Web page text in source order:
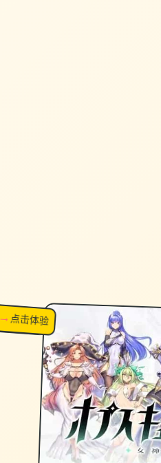
↗超棒！
→点击体验